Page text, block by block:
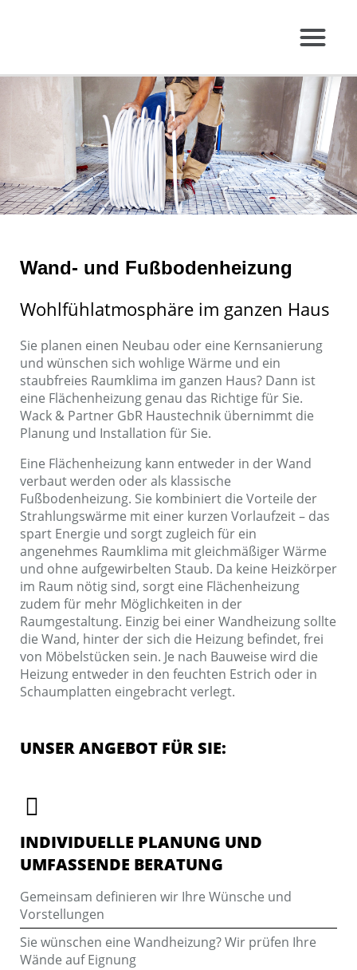
Wand- und Fußbodenheizung
Wohlfühlatmosphäre im ganzen Haus
Sie planen einen Neubau oder eine Kernsanierung
und wünschen sich wohlige Wärme und ein
staubfreies Raumklima im ganzen Haus? Dann ist
eine Flächenheizung genau das Richtige für Sie.
Wack & Partner GbR Haustechnik übernimmt die
Planung und Installation für Sie.
Eine Flächenheizung kann entweder in der Wand
verbaut werden oder als klassische
Fußbodenheizung. Sie kombiniert die Vorteile der
Strahlungswärme mit einer kurzen Vorlaufzeit – das
spart Energie und sorgt zugleich für ein
angenehmes Raumklima mit gleichmäßiger Wärme
und ohne aufgewirbelten Staub. Da keine Heizkörper
im Raum nötig sind, sorgt eine Flächenheizung
zudem für mehr Möglichkeiten in der
Raumgestaltung. Einzig bei einer Wandheizung sollte
die Wand, hinter der sich die Heizung befindet, frei
von Möbelstücken sein. Je nach Bauweise wird die
Heizung entweder in den feuchten Estrich oder in
Schaumplatten eingebracht verlegt.
UNSER ANGEBOT FÜR SIE:
INDIVIDUELLE PLANUNG UND
UMFASSENDE BERATUNG
Gemeinsam definieren wir Ihre Wünsche und
Vorstellungen
Sie wünschen eine Wandheizung? Wir prüfen Ihre
Wände auf Eignung